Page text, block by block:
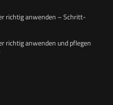
richtig anwenden – Schritt-
richtig anwenden und pflegen